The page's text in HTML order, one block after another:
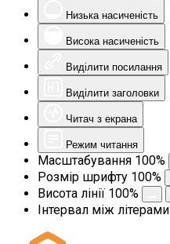
Низька насиченість
Висока насиченість
Виділити посилання
Виділити заголовки
Читач з екрана
Режим читання
Масштабування 100%
Розмір шрифту 100%
Висота лінії 100%
Інтервал між літерами